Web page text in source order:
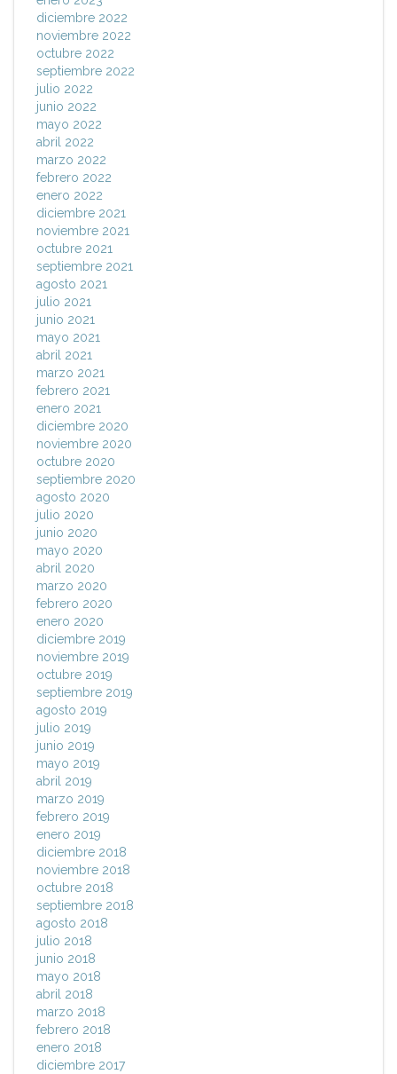
diciembre 2022
noviembre 2022
octubre 2022
septiembre 2022
julio 2022
junio 2022
mayo 2022
abril 2022
marzo 2022
febrero 2022
enero 2022
diciembre 2021
noviembre 2021
octubre 2021
septiembre 2021
agosto 2021
julio 2021
junio 2021
mayo 2021
abril 2021
marzo 2021
febrero 2021
enero 2021
diciembre 2020
noviembre 2020
octubre 2020
septiembre 2020
agosto 2020
julio 2020
junio 2020
mayo 2020
abril 2020
marzo 2020
febrero 2020
enero 2020
diciembre 2019
noviembre 2019
octubre 2019
septiembre 2019
agosto 2019
julio 2019
junio 2019
mayo 2019
abril 2019
marzo 2019
febrero 2019
enero 2019
diciembre 2018
noviembre 2018
octubre 2018
septiembre 2018
agosto 2018
julio 2018
junio 2018
mayo 2018
abril 2018
marzo 2018
febrero 2018
enero 2018
diciembre 2017